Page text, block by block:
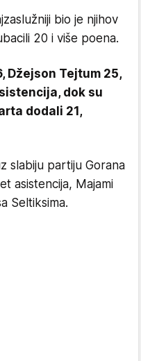
bio je njihov
20 i više poena.
Džejson Tejtum 25,
dok su
dodali 21,
slabiju partiju Gorana
asistencija, Majami
Seltiksima.